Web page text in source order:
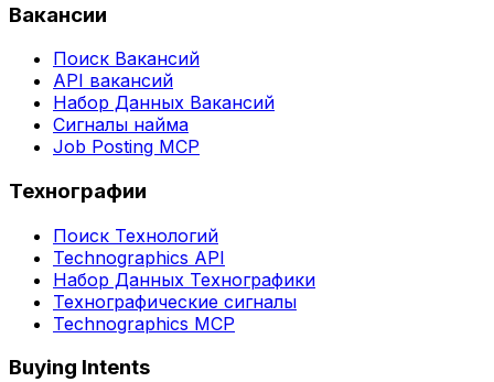
Вакансии
Поиск Вакансий
API вакансий
Набор Данных Вакансий
Сигналы найма
Job Posting MCP
Технографии
Поиск Технологий
Technographics API
Набор Данных Технографики
Технографические сигналы
Technographics MCP
Buying Intents